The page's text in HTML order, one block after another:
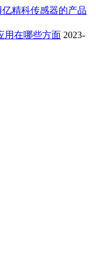
精科传感器的产品
用在哪些方面 2023-